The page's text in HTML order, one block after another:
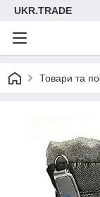
UKR.TRADE
Товари та